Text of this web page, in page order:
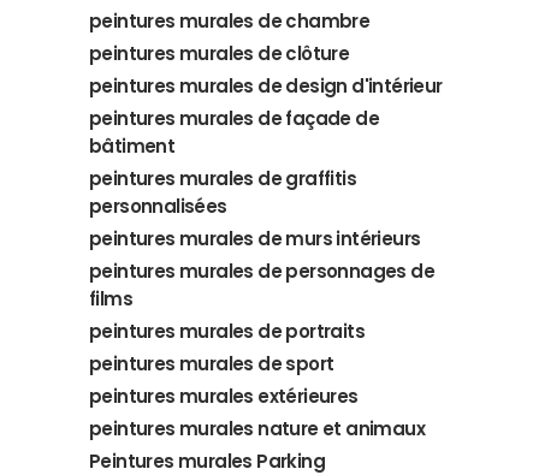
peintures murales de chambre
peintures murales de clôture
peintures murales de design d'intérieur
peintures murales de façade de
bâtiment
peintures murales de graffitis
personnalisées
peintures murales de murs intérieurs
peintures murales de personnages de
films
peintures murales de portraits
peintures murales de sport
peintures murales extérieures
peintures murales nature et animaux
Peintures murales Parking